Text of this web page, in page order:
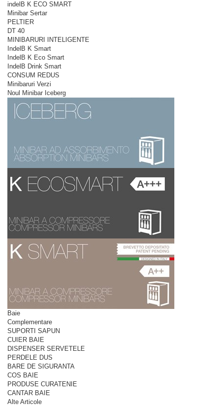
indelB K ECO SMART
Minibar Sertar
PELTIER
DT 40
MINIBARURI INTELIGENTE
IndelB K Smart
IndelB K Eco Smart
IndelB Drink Smart
CONSUM REDUS
Minibaruri Verzi
Noul Minibar Iceberg
Baie
Complementare
SUPORTI SAPUN
CUIER BAIE
DISPENSER SERVETELE
PERDELE DUS
BARE DE SIGURANTA
COS BAIE
PRODUSE CURATENIE
CANTAR BAIE
Alte Articole